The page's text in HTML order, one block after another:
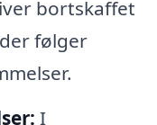
bortskaffet
følger
I